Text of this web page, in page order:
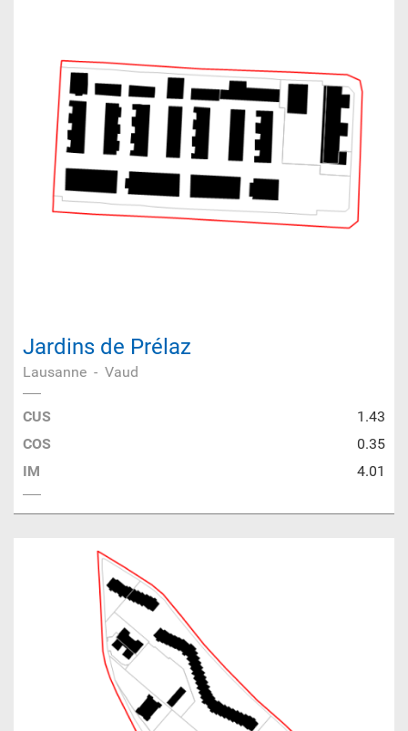
Jardins de Prélaz
Lausanne - Vaud
CUS
1.43
COS
0.35
IM
4.01